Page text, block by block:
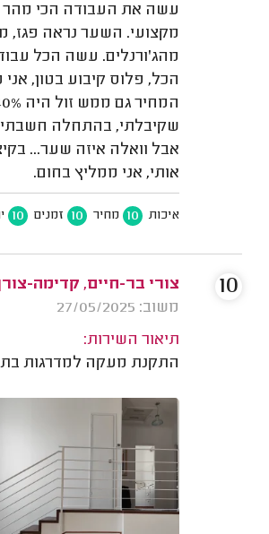
עשה את העבודה הכי
מקצועי. השער נראה פגז,
מהג'ורנלים. עשה הכל
הכל, פלוס קיבוע בטון,
שקיבלתי, בהתחלה חשבתי
אבל וואלה איזה שער...
אותי, אני ממליץ בחום.
איכות 10 מחיר 10 זמנים 10
צורי בר-חיים, קדימה-
משוב: 27/05/2025
תיאור השירות:
התקנת מעקה למדרגות
10